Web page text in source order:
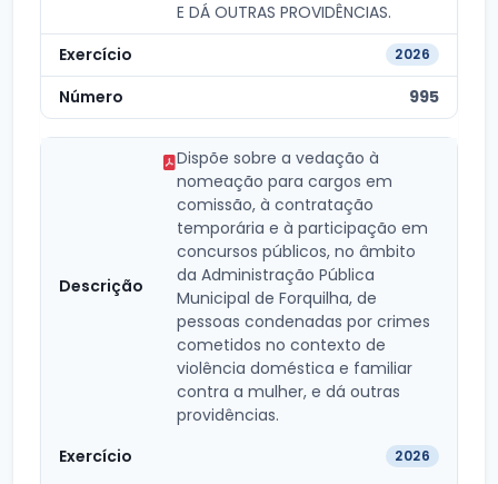
E DÁ OUTRAS PROVIDÊNCIAS.
2026
995
Dispõe sobre a vedação à
nomeação para cargos em
comissão, à contratação
temporária e à participação em
concursos públicos, no âmbito
da Administração Pública
Municipal de Forquilha, de
pessoas condenadas por crimes
cometidos no contexto de
violência doméstica e familiar
contra a mulher, e dá outras
providências.
2026